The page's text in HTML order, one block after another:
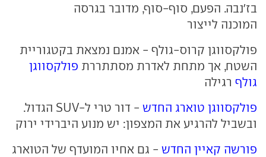
בז'נבה. הפעם, סוף-סוף, מדובר בגרסה
המוכנה לייצור
פולקסווגן קרוס-גולף - אמנם נמצאת בקטגוריית
השטח, אך מתחת לאדרת מסתתררת פולקסווגן
גולף רגילה
פולקסווגן טוארג החדש
- דור טרי ל-SUV הגדול.
ובשביל להרגיע את המצפון: יש מנוע היברידי ירוק
פורשה קאיין החדש - גם אחיו המועדף של הטוארג